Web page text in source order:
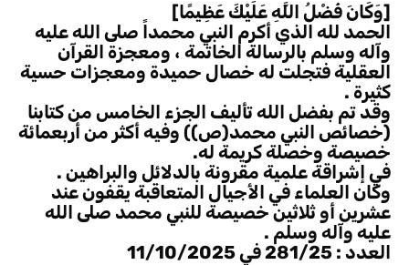
[وَكَانَ فَضْلُ اللَّهِ عَلَيْكَ عَظِيمًا]
الحمد لله الذي أكرم النبي محمداً صلى الله عليه
وآله وسلم بالرسالة الخاتمة ، ومعجزة القرآن
العقلية فتجلت له خصال حميدة ومعجزات حسية
كثيرة .
وقد تم بفضل الله تأليف الجزء الخامس من كتابنا
(خصائص النبي محمد(ص)) وفيه أكثر من أربعمائة
خصيصة وخصلة كريمة له.
في إشراقة علمية مقرونة بالدلائل والبراهين .
وكان العلماء في الأجيال المتعاقبة يقفون عند
عشرين أو ثلاثين خصيصة للنبي محمد صلى الله
عليه وآله وسلم .
العدد : 281/25 في 11/10/2025